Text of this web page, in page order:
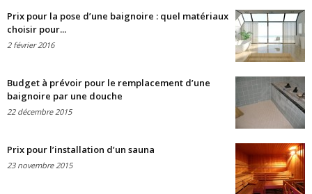
Prix pour la pose d’une baignoire : quel matériaux
choisir pour...
2 février 2016
Budget à prévoir pour le remplacement d’une
baignoire par une douche
22 décembre 2015
Prix pour l’installation d’un sauna
23 novembre 2015